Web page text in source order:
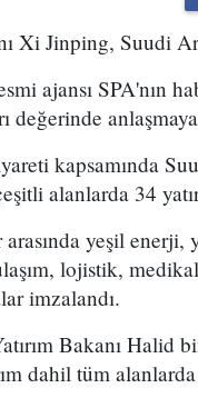
Xi Jinping, Suudi
ajansı SPA'nın
değerinde
kapsamında
alanlarda 34
yeşil
lojistik,
imzalandı.
Bakanı Halid
dahil tüm